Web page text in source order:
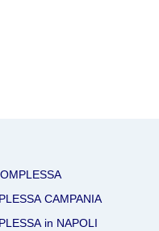
CAMPANIA
in NAPOLI